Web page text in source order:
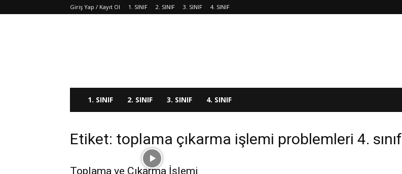
Giriş Yap / Kayıt Ol 1. SINIF 2. SINIF 3. SINIF 4. SINIF
1. SINIF 2. SINIF 3. SINIF 4. SINIF
Etiket: toplama çıkarma işlemi problemleri 4. sınıf
Toplama ve Çıkarma İşlemi